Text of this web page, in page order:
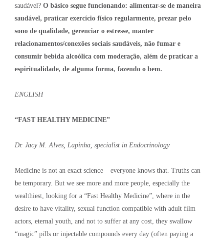
saudável? O básico segue funcionando: alimentar-se de maneira
saudável, praticar exercício físico regularmente, prezar pelo
sono de qualidade, gerenciar o estresse, manter
relacionamentos/conexões sociais saudáveis, não fumar e
consumir bebida alcoólica com moderação, além de praticar a
espiritualidade, de alguma forma, fazendo o bem.
ENGLISH
“FAST HEALTHY MEDICINE”
Dr. Jacy M. Alves, Lapinha, specialist in Endocrinology
Medicine is not an exact science – everyone knows that. Truths can
be temporary. But we see more and more people, especially the
wealthiest, looking for a “Fast Healthy Medicine”, where in the
desire to have vitality, sexual function compatible with adult film
actors, eternal youth, and not to suffer at any cost, they swallow
“magic” pills or injectable compounds every day (often paying a